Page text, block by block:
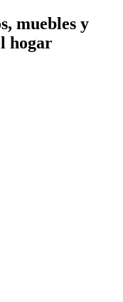
muebles y
hogar